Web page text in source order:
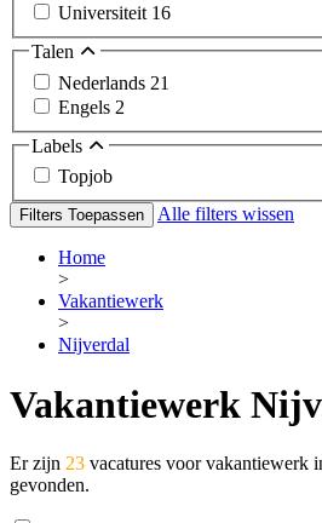
Universiteit 16
Talen
Nederlands 21
Engels 2
Labels
Topjob
Filters Toepassen Alle filters wissen
Home
>
Vakantiewerk
>
Nijverdal
Vakantiewerk
Er zijn 23 vacatures voor vakantiewerk
gevonden.